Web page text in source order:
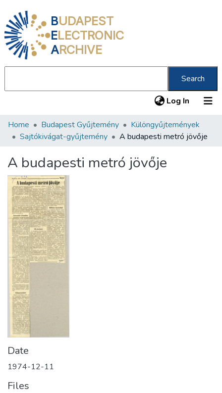
BUDAPEST
ELECTRONIC
ARCHIVE
Search
Log In (current)
Communities & Collections
Statistics
About us
Home Budapest Gyűjtemény
Különgyűjtemények
Sajtókivágat-gyűjtemény
A budapesti metró jövője
A budapesti metró jövője
Date
1974-12-11
Files